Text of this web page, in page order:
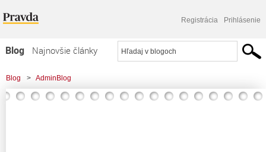
Registrácia Prihlásenie
Blog
Najnovšie články
Najčítanejšie články
Najkomentovanejšie články
Blog > AdminBlog
> Začína sa súťaž #BLOGERROKA 2015 - blogeri z Pravdy, zapojte sa!